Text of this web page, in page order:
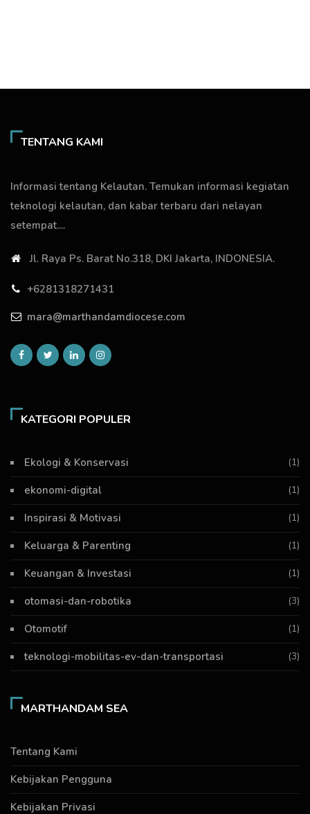
TENTANG KAMI
Informasi tentang Kelautan. Temukan informasi kegiatan
teknologi kelautan, dan kabar terbaru dari nelayan
setempat....
Jl. Raya Ps. Barat No.318, DKI Jakarta, INDONESIA.
+6281318271431
mara@marthandamdiocese.com
KATEGORI POPULER
Ekologi & Konservasi (1)
ekonomi-digital (1)
Inspirasi & Motivasi (1)
Keluarga & Parenting (1)
Keuangan & Investasi (1)
otomasi-dan-robotika (3)
Otomotif (1)
teknologi-mobilitas-ev-dan-transportasi (3)
MARTHANDAM SEA
Tentang Kami
Kebijakan Pengguna
Kebijakan Privasi